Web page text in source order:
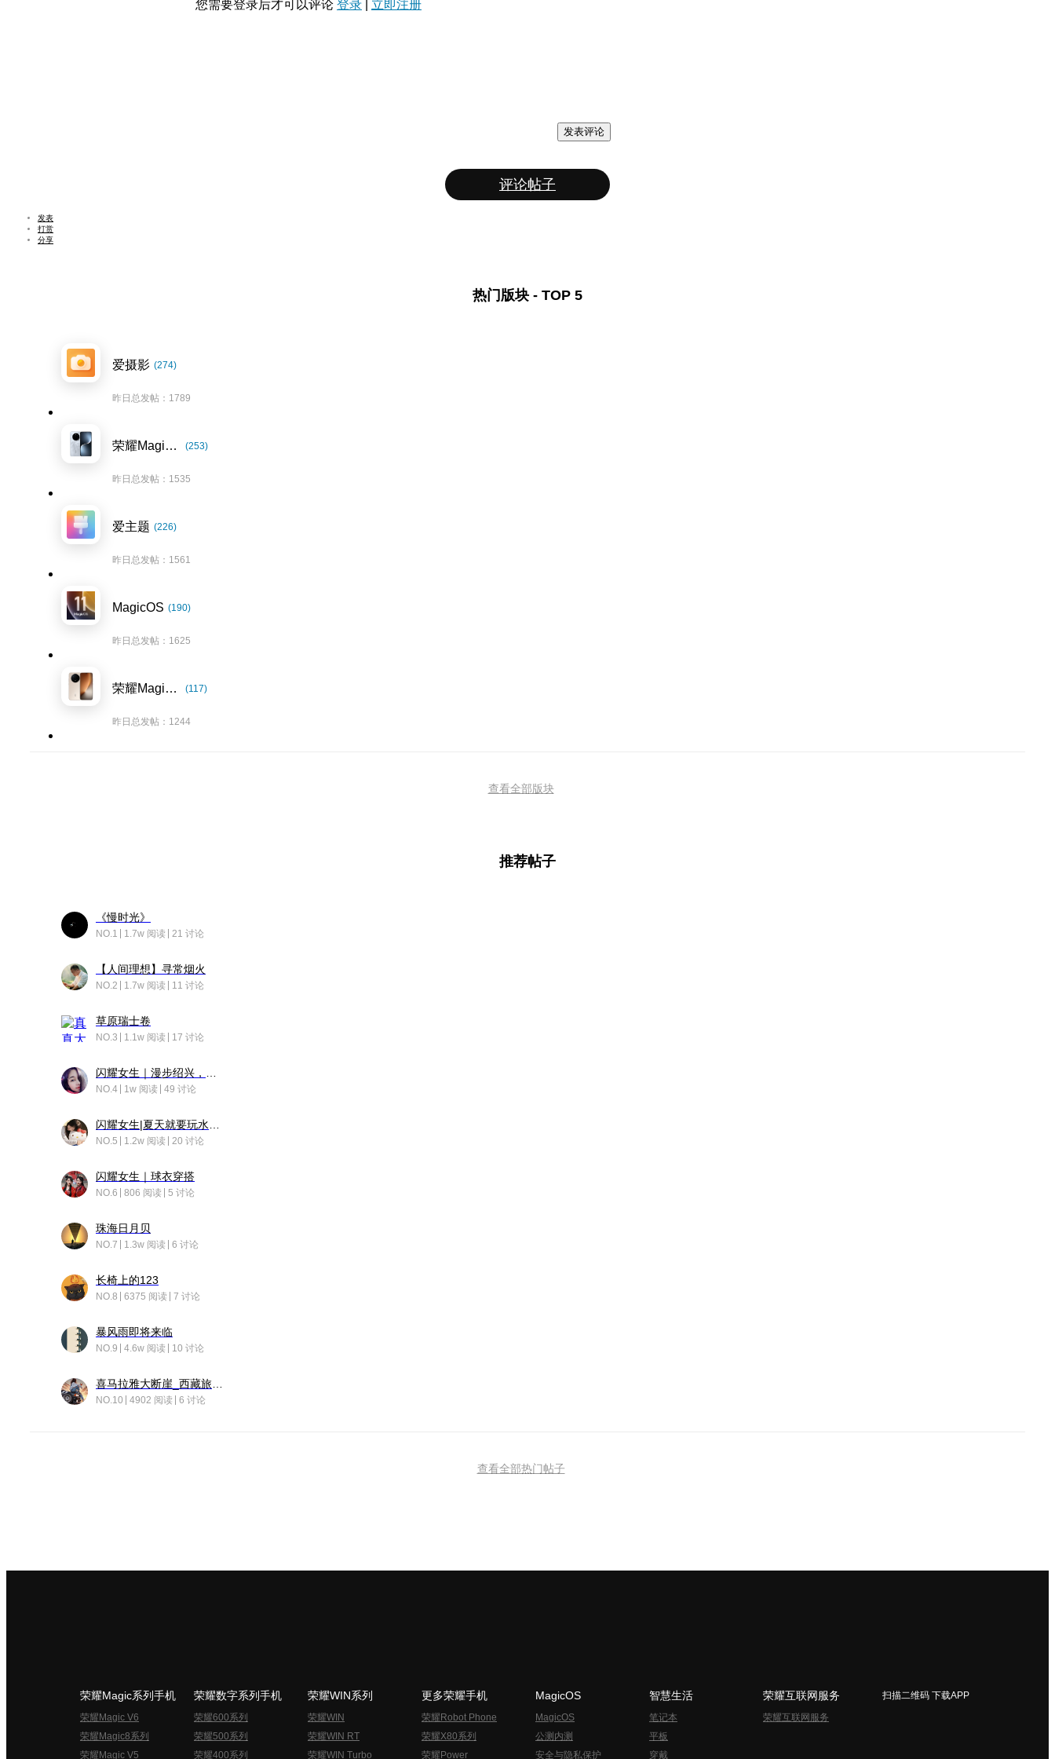
您需要登录后才可以评论 登录 立即注册
发表评论
评论帖子
发表
打赏
分享
热门版块 - TOP 5
爱摄影 (274)
昨日总发帖：1789
荣耀Magic7系列 (253)
昨日总发帖：1535
爱主题 (226)
昨日总发帖：1561
MagicOS (190)
昨日总发帖：1625
荣耀Magic8系列 (117)
昨日总发帖：1244
查看全部版块
推荐帖子
《慢时光》
NO.1 1.7w 阅读 21 讨论
【人间理想】寻常烟火
NO.2 1.7w 阅读 11 讨论
草原瑞士卷
NO.3 1.1w 阅读 17 讨论
NO.4 1w 阅读 49 讨论
NO.5 1.2w 阅读 20 讨论
闪耀女生｜球衣穿搭
NO.6 806 阅读 5 讨论
珠海日月贝
NO.7 1.3w 阅读 6 讨论
长椅上的123
NO.8 6375 阅读 7 讨论
暴风雨即将来临
NO.9 4.6w 阅读 10 讨论
NO.10 4902 阅读 6 讨论
查看全部热门帖子
荣耀Magic系列手机
荣耀Magic V6
荣耀Magic8系列
荣耀Magic V5
荣耀数字系列手机
荣耀600系列
荣耀500系列
荣耀400系列
荣耀WIN系列
荣耀WIN
荣耀WIN RT
荣耀WIN Turbo
更多荣耀手机
荣耀Robot Phone
荣耀X80系列
荣耀Power
MagicOS
MagicOS
公测内测
安全与隐私保护
智慧生活
笔记本
平板
穿戴
荣耀互联网服务
荣耀互联网服务
扫描二维码 下载APP